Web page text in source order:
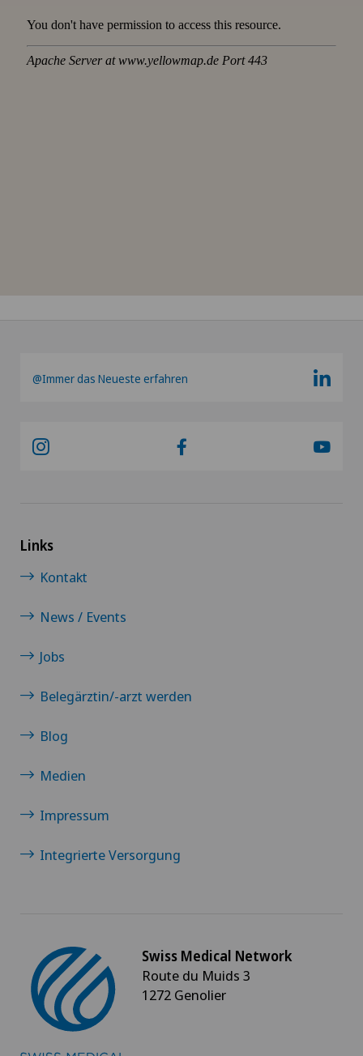
@Immer das Neueste erfahren
Links
Kontakt
News / Events
Jobs
Belegärztin/-arzt werden
Blog
Medien
Impressum
Integrierte Versorgung
Swiss Medical Network
Route du Muids 3
1272 Genolier